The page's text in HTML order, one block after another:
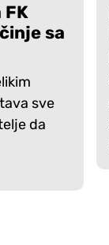
FK
sa
sve
da